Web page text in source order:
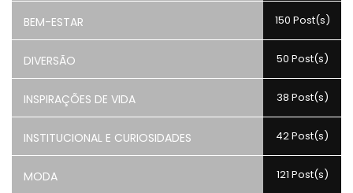
BEM-ESTAR 150 Post(s)
DIVERSÃO 50 Post(s)
INSPIRAÇÕES DE VIDA 38 Post(s)
INSTITUCIONAL E CURIOSIDADES 42 Post(s)
MODA 121 Post(s)